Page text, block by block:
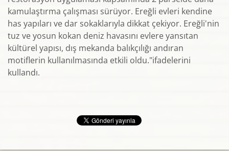
kamulaştırma çalışması sürüyor. Ereğli evleri kendine
has yapıları ve dar sokaklarıyla dikkat çekiyor. Ereğli'nin
tuz ve yosun kokan deniz havasını evlere yansıtan
kültürel yapısı, dış mekanda balıkçılığı andıran
motiflerin kullanılmasında etkili oldu."ifadelerini
kullandı.